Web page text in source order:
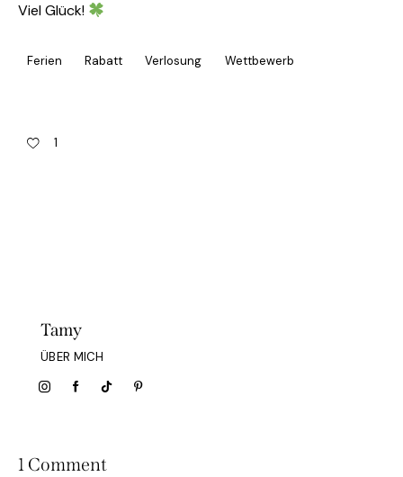
Viel Glück!
Ferien Rabatt Verlosung Wettbewerb
1
Tamy
ÜBER MICH
1 Comment